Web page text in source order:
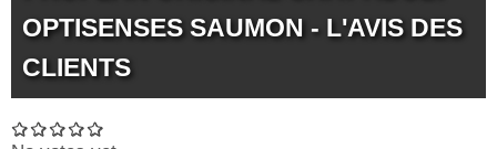
OPTISENSES SAUMON - L'AVIS DES
CLIENTS